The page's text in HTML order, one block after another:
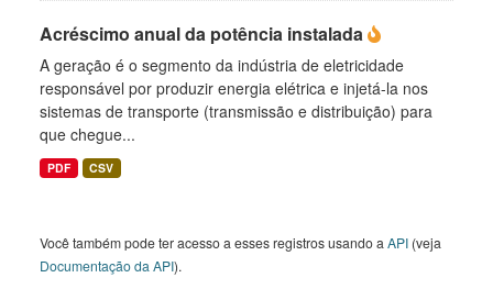
Acréscimo anual da potência instalada
A geração é o segmento da indústria de eletricidade
responsável por produzir energia elétrica e injetá-la nos
sistemas de transporte (transmissão e distribuição) para
que chegue...
PDF CSV
Você também pode ter acesso a esses registros usando a API (veja
Documentação da API).